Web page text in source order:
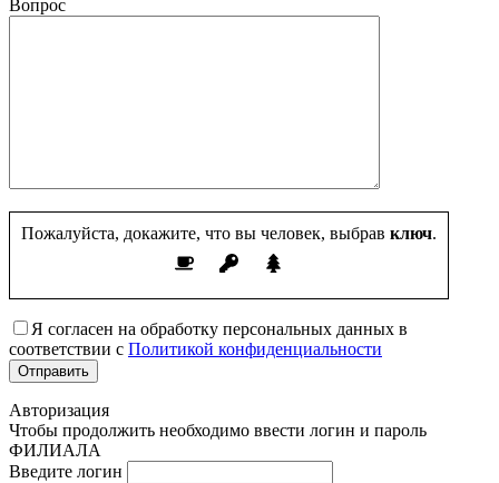
Вопрос
Пожалуйста, докажите, что вы человек, выбрав ключ.
Я согласен на обработку персональных данных в
соответствии с Политикой конфиденциальности
Авторизация
Чтобы продолжить необходимо ввести логин и пароль
ФИЛИАЛА
Введите логин